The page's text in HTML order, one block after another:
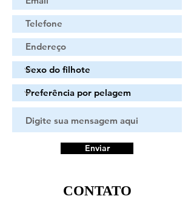
Enviar
CONTATO